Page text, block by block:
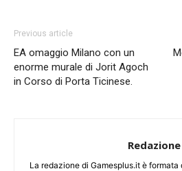
Previous article
EA omaggio Milano con un
enorme murale di Jorit Agoch
in Corso di Porta Ticinese.
Redazione
La redazione di Gamesplus.it è